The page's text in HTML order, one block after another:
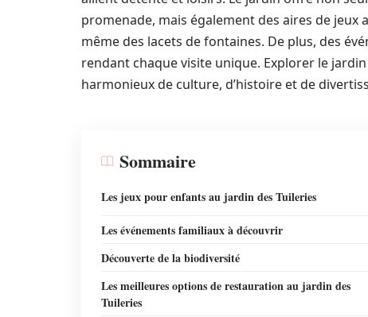
promenade, mais également des aires de jeux
même des lacets de fontaines. De plus, des
rendant chaque visite unique. Explorer le
harmonieux de culture, d’histoire et de
Sommaire
Les jeux pour enfants au jardin des Tuileries
Les événements familiaux à découvrir
Découverte de la biodiversité
Les meilleures options de restauration au jardin des
Tuileries